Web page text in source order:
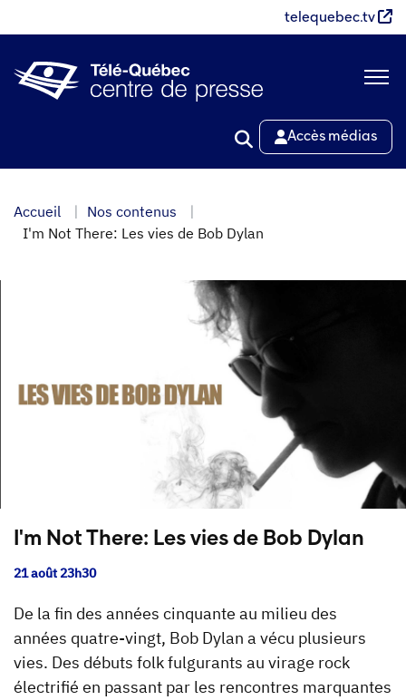
au
principal
telequebec.tv
Accès médias
Accueil
Nos contenus
I'm Not There: Les vies de Bob Dylan
I'm Not There: Les vies de Bob Dylan
21 août 23h30
De la fin des années cinquante au milieu des
années quatre-vingt, Bob Dylan a vécu plusieurs
vies. Des débuts folk fulgurants au virage rock
électrifié en passant par les rencontres marquantes